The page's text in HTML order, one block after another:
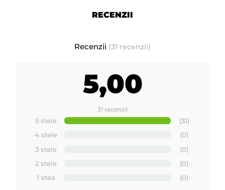
RECENZII
Recenzii (31 recenzii)
5,00
31 recenzii
5 stele
(31)
4 stele
(0)
3 stele
(0)
2 stele
(0)
1 stea
(0)